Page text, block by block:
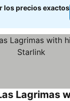
los precios exactos